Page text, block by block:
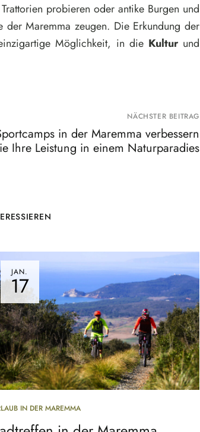
probieren oder antike Burgen und
Maremma zeugen. Die Erkundung der
Möglichkeit, in die Kulturund
NÄCHSTER BEITRAG
in der Maremma verbessern
Ihre Leistung in einem Naturparadies
JAN.
17
IN DER MAREMMA